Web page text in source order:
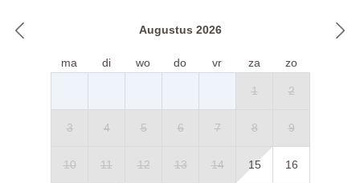
Augustus 2026
ma di wo do vr za zo
1 2
3 4 5 6 7 8 9
10 11 12 13 14 15 16